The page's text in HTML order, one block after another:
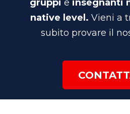
gruppi e insegnanti
native level. Vieni a
subito provare il